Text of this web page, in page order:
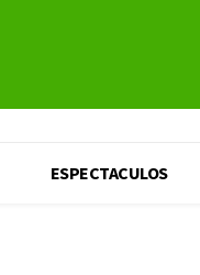
ESPECTACULOS